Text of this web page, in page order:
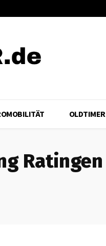
OLDTIMER
Ratingen